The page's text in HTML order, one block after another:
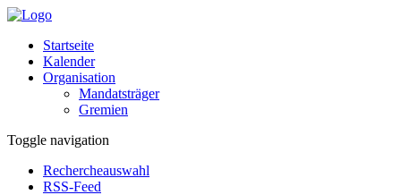
Startseite
Kalender
Organisation
Mandatsträger
Gremien
Toggle navigation
Rechercheauswahl
RSS-Feed